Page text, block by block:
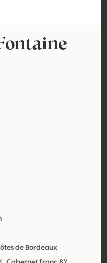
de Bordeaux